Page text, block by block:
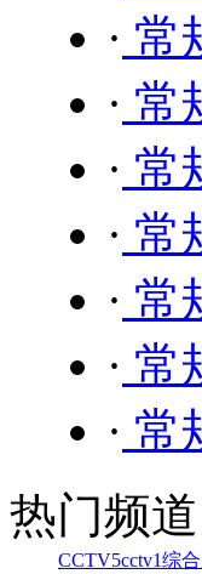
· 常
· 常
· 常
· 常
· 常
· 常
· 常
热门频道
CCTV5cctv1综合